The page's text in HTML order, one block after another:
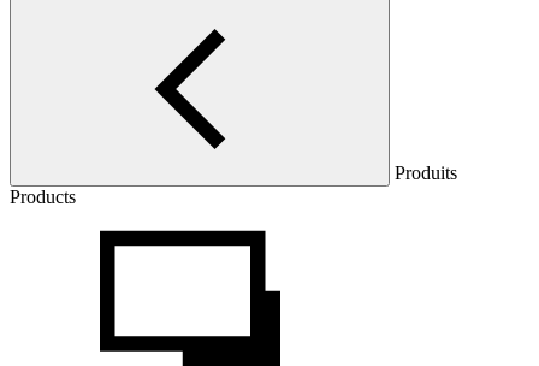
Produits
Products